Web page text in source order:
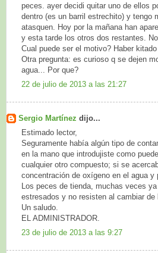
peces. ayer decidi quitar uno de ellos
dentro (es un barril estrechito) y tengo
atasquen. Hoy por la mañana han
y esta tarde los otros dos restantes.
Cual puede ser el motivo? Haber
Otra pregunta: es curioso q se dejen
agua... Por que?
22 de julio de 2013 a las 21:27
Sergio Martínez dijo...
Estimado lector,
Seguramente había algún tipo de
en la mano que introdujiste como
cualquier otro compuesto; si se
concentración de oxígeno en el agua y
Los peces de tienda, muchas veces
estresados y no resisten al cambiar de
Un saludo.
EL ADMINISTRADOR.
23 de julio de 2013 a las 9:27